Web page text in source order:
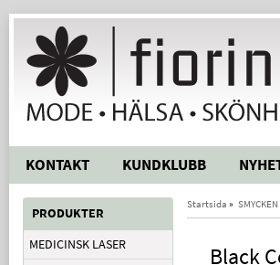
KONTAKT KUNDKLUBB
PRODUKTER
MEDICINSK LASER
Startsida »
Black